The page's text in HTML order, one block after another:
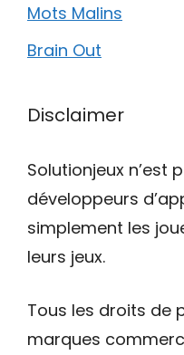
Mots Malins
Brain Out
Disclaimer
Solutionjeux n’est
développeurs
simplement les
leurs jeux.
Tous les droits de
marques